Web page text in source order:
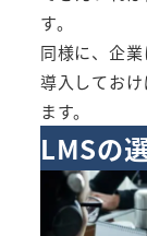
す。
同様に、企
導入してお
ます。
LMSの